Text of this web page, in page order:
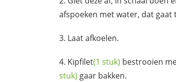
afspoeken met water, dat gaat
Laat afkoelen.
Kipfilet(1 stuk) bestrooien
stuk) gaar bakken.